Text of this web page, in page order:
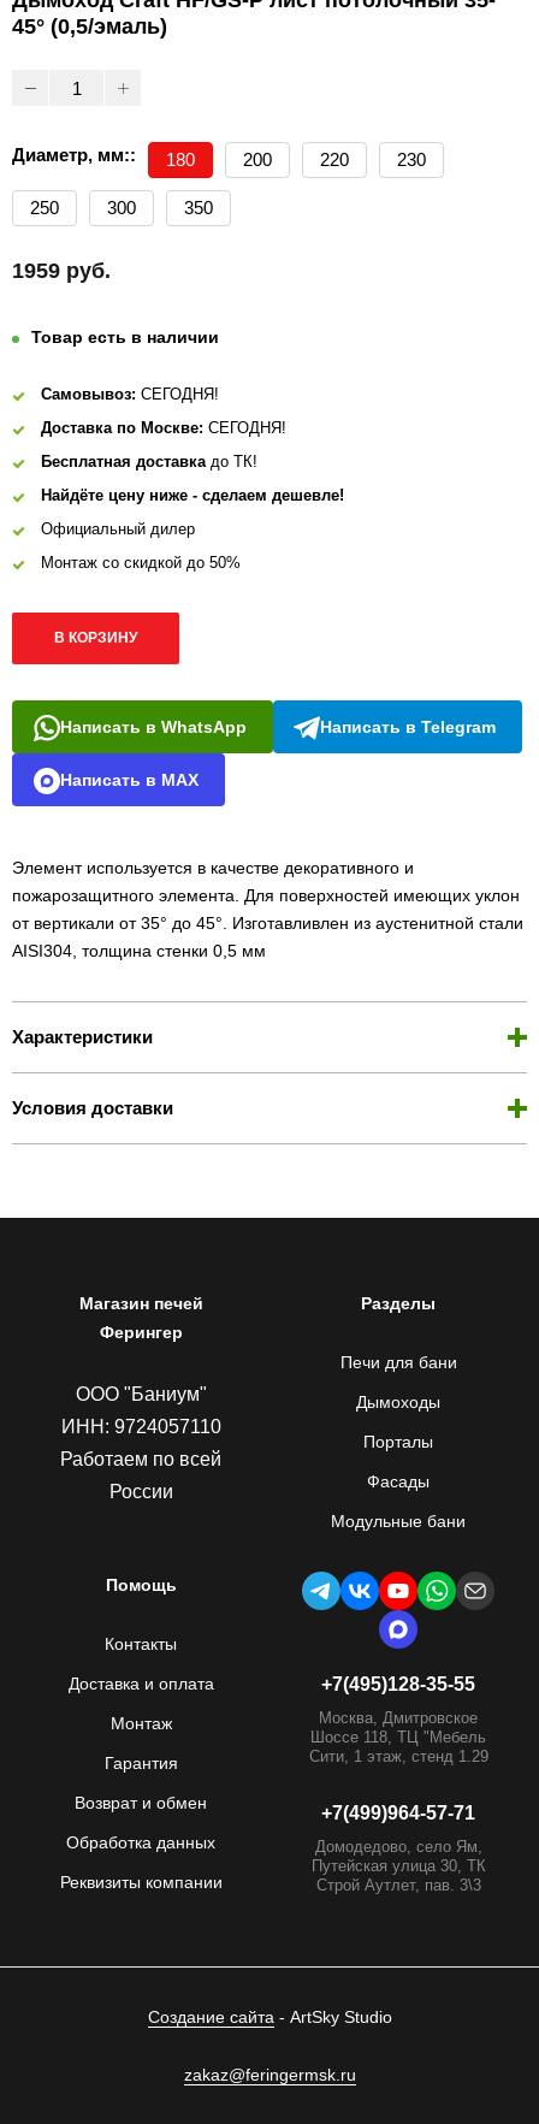
45° (0,5/эмаль)
Диаметр, мм:: 180 200 220 230
250 300 350
1959 руб.
Товар есть в наличии
Самовывоз: СЕГОДНЯ!
Доставка по Москве: СЕГОДНЯ!
Бесплатная доставкадо ТК!
Найдёте цену ниже - сделаем дешевле!
Официальный дилер
Монтаж со скидкой до 50%
В КОРЗИНУ
Написать в WhatsApp Написать в Telegram
Написать в MAX
Элемент используется в качестве декоративного и
пожарозащитного элемента. Для поверхностей имеющих уклон
от вертикали от 35° до 45°. Изготавливлен из аустенитной стали
AISI304, толщина стенки 0,5 мм
Характеристики
Условия доставки
Магазин печей
Ферингер
ООО "Баниум"
ИНН: 9724057110
Работаем по всей
России
Разделы
Печи для бани
Дымоходы
Порталы
Фасады
Модульные бани
Помощь
Контакты
Доставка и оплата
Монтаж
Гарантия
Возврат и обмен
Обработка данных
Реквизиты компании
+7(495)128-35-55
Москва, Дмитровское
Шоссе 118, ТЦ "Мебель
Сити, 1 этаж, стенд 1.29
+7(499)964-57-71
Домодедово, село Ям,
Путейская улица 30, ТК
Строй Аутлет, пав. 3\3
Создание сайта- ArtSky Studio
zakaz@feringermsk.ru